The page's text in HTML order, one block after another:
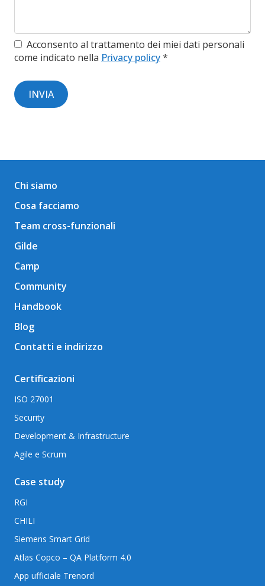
Acconsento al trattamento dei miei dati personali
come indicato nella Privacy policy*
Chi siamo
Cosa facciamo
Team cross-funzionali
Gilde
Camp
Community
Handbook
Blog
Contatti e indirizzo
Certificazioni
ISO 27001
Security
Development & Infrastructure
Agile e Scrum
Case study
RGI
CHILI
Siemens Smart Grid
Atlas Copco – QA Platform 4.0
App ufficiale Trenord